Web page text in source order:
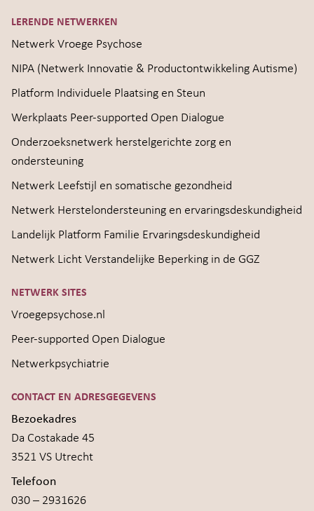
LERENDE NETWERKEN
Netwerk Vroege Psychose
NIPA (Netwerk Innovatie & Productontwikkeling Autisme)
Platform Individuele Plaatsing en Steun
Werkplaats Peer-supported Open Dialogue
Onderzoeksnetwerk herstelgerichte zorg en
ondersteuning
Netwerk Leefstijl en somatische gezondheid
Netwerk Herstelondersteuning en ervaringsdeskundigheid
Landelijk Platform Familie Ervaringsdeskundigheid
Netwerk Licht Verstandelijke Beperking in de GGZ
NETWERK SITES
Vroegepsychose.nl
Peer-supported Open Dialogue
Netwerkpsychiatrie
CONTACT EN ADRESGEGEVENS
Bezoekadres
Da Costakade 45
3521 VS Utrecht
Telefoon
030 – 2931626